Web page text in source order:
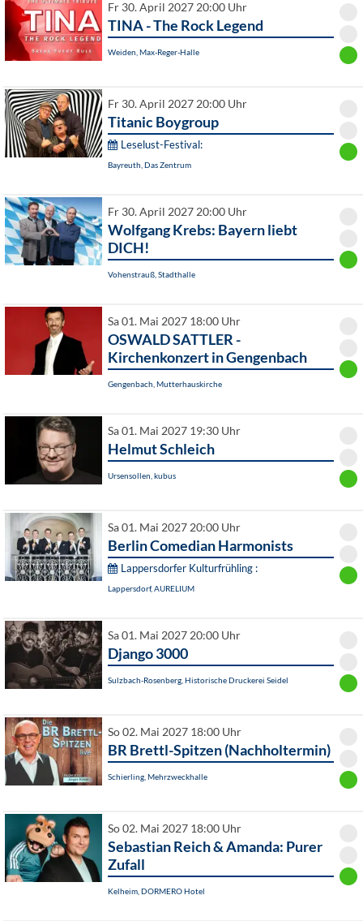
Fr 30. April 2027 20:00 Uhr
TINA - The Rock Legend
Weiden, Max-Reger-Halle
Fr 30. April 2027 20:00 Uhr
Titanic Boygroup
Leselust-Festival:
Bayreuth, Das Zentrum
Fr 30. April 2027 20:00 Uhr
Wolfgang Krebs: Bayern liebt
DICH!
Vohenstrauß, Stadthalle
Sa 01. Mai 2027 18:00 Uhr
OSWALD SATTLER -
Kirchenkonzert in Gengenbach
Gengenbach, Mutterhauskirche
Sa 01. Mai 2027 19:30 Uhr
Helmut Schleich
Ursensollen, kubus
Sa 01. Mai 2027 20:00 Uhr
Berlin Comedian Harmonists
Lappersdorfer Kulturfrühling :
Lappersdorf, AURELIUM
Sa 01. Mai 2027 20:00 Uhr
Django 3000
Sulzbach-Rosenberg, Historische Druckerei Seidel
So 02. Mai 2027 18:00 Uhr
BR Brettl-Spitzen (Nachholtermin)
Schierling, Mehrzweckhalle
So 02. Mai 2027 18:00 Uhr
Sebastian Reich & Amanda: Purer
Zufall
Kelheim, DORMERO Hotel